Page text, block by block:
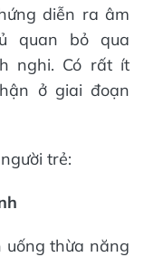
diễn ra âm
quan bỏ qua
nghi. Có rất ít
ở giai đoạn
trẻ:
uống thừa năng